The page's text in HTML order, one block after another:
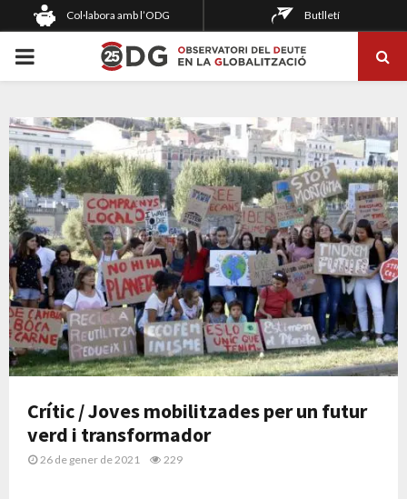
Col·labora amb l’ODG Butlletí
PRIMARY
Crític / Joves mobilitzades per un futur
verd i transformador
26 de gener de 2021 229